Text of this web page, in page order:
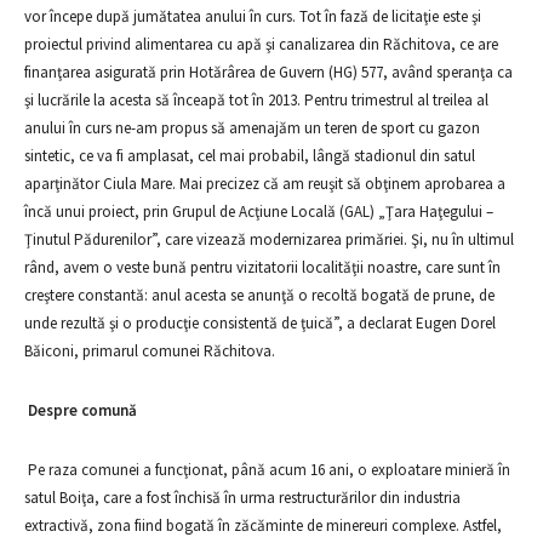
vor începe după jumătatea anului în curs. Tot în fază de licitaţie este şi
proiectul privind alimentarea cu apă şi canalizarea din Răchitova, ce are
finanţarea asigurată prin Hotărârea de Guvern (HG) 577, având speranţa ca
şi lucrările la acesta să înceapă tot în 2013. Pentru trimestrul al treilea al
anului în curs ne-am propus să amenajăm un teren de sport cu gazon
sintetic, ce va fi amplasat, cel mai probabil, lângă stadionul din satul
aparţinător Ciula Mare. Mai precizez că am reuşit să obţinem aprobarea a
încă unui proiect, prin Grupul de Acţiune Locală (GAL) „Ţara Haţegului –
Ţinutul Pădurenilor”, care vizează modernizarea primăriei. Şi, nu în ultimul
rând, avem o veste bună pentru vizitatorii localităţii noastre, care sunt în
creştere constantă: anul acesta se anunţă o recoltă bogată de prune, de
unde rezultă şi o producţie consistentă de ţuică”, a declarat Eugen Dorel
Băiconi, primarul comunei Răchitova.
Despre comună
Pe raza comunei a funcţionat, până acum 16 ani, o exploatare minieră în
satul Boiţa, care a fost închisă în urma restructurărilor din industria
extractivă, zona fiind bogată în zăcăminte de minereuri complexe. Astfel,